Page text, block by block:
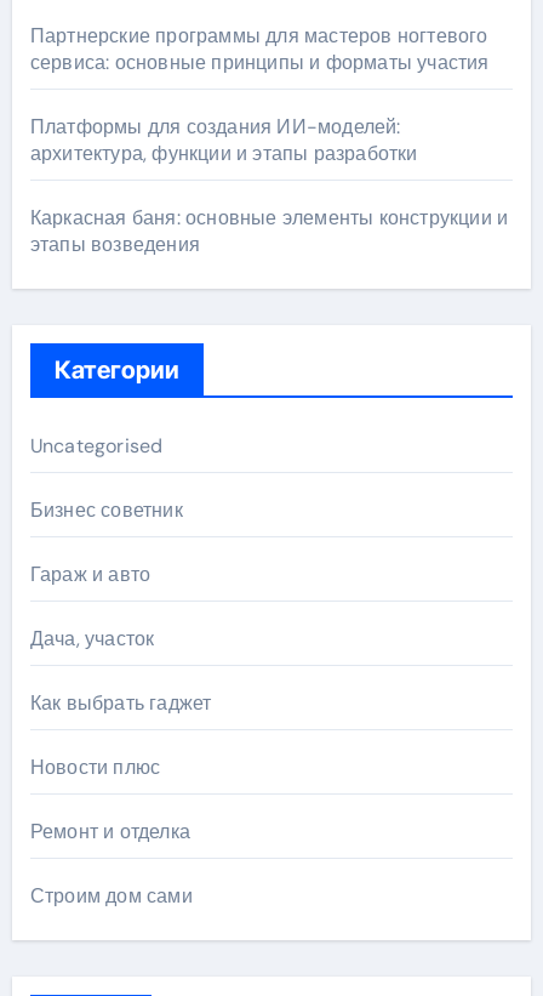
Партнерские программы для мастеров ногтевого
сервиса: основные принципы и форматы участия
Платформы для создания ИИ-моделей:
архитектура, функции и этапы разработки
Каркасная баня: основные элементы конструкции и
этапы возведения
Категории
Uncategorised
Бизнес советник
Гараж и авто
Дача, участок
Как выбрать гаджет
Новости плюс
Ремонт и отделка
Строим дом сами